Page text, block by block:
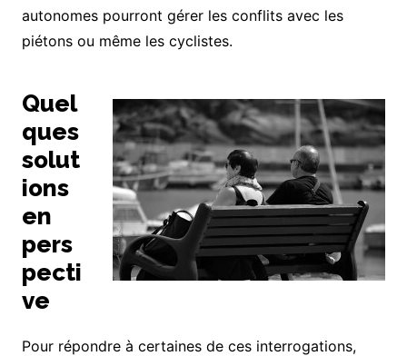
autonomes pourront gérer les conflits avec les
piétons ou même les cyclistes.
Quel
ques
solut
ions
en
pers
pecti
ve
Pour répondre à certaines de ces interrogations,